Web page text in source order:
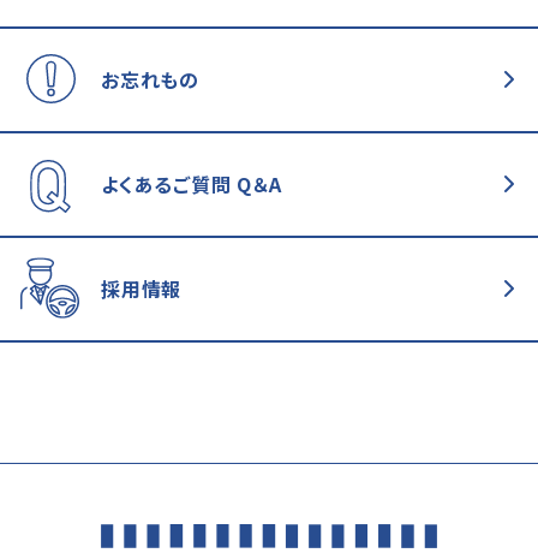
お忘れもの
よくあるご質問 Q＆A
採用情報